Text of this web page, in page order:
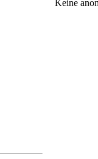
Keine